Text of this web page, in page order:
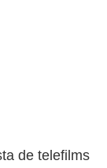
de telefilms